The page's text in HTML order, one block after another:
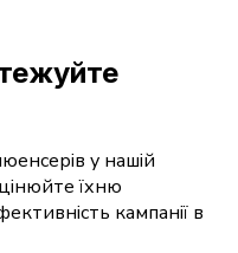
у нашій
їхню
кампанії в